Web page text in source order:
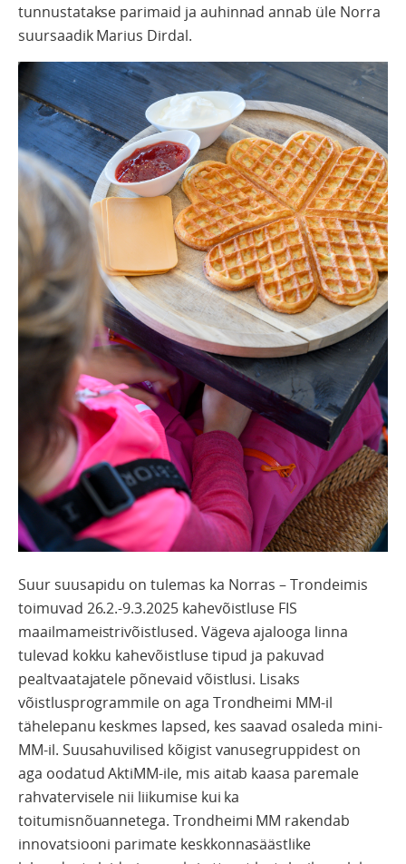
tunnustatakse parimaid ja auhinnad annab üle Norra
suursaadik Marius Dirdal.
Suur suusapidu on tulemas ka Norras – Trondeimis
toimuvad 26.2.-9.3.2025 kahevõistluse FIS
maailmameistrivõistlused. Vägeva ajalooga linna
tulevad kokku kahevõistluse tipud ja pakuvad
pealtvaatajatele põnevaid võistlusi. Lisaks
võistlusprogrammile on aga Trondheimi MM-il
tähelepanu keskmes lapsed, kes saavad osaleda mini-
MM-il. Suusahuvilised kõigist vanusegruppidest on
aga oodatud AktiMM-ile, mis aitab kaasa paremale
rahvatervisele nii liikumise kui ka
toitumisnõuannetega. Trondheimi MM rakendab
innovatsiooni parimate keskkonnasäästlike